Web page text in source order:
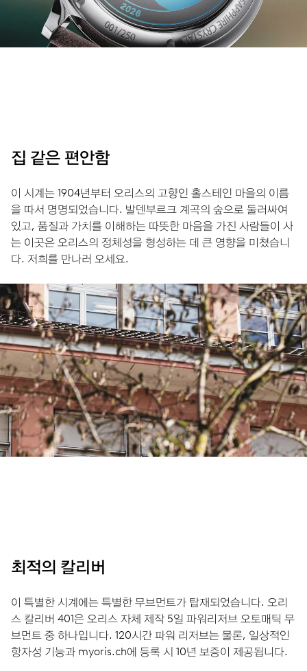
집 같은 편안함
이 시계는 1904년부터 오리스의 고향인 홀스테인 마을의 ​​이름
을 따서 명명되었습니다. 발덴부르크 계곡의 숲으로 둘러싸여
있고, 품질과 가치를 이해하는 따뜻한 마음을 가진 사람들이 사
는 이곳은 오리스의 정체성을 형성하는 데 큰 영향을 미쳤습니
다. 저희를 만나러 오세요.
최적의 칼리버
이 특별한 시계에는 특별한 무브먼트가 탑재되었습니다. 오리
스 칼리버 401은 오리스 자체 제작 5일 파워리저브 오토매틱 무
브먼트 중 하나입니다. 120시간 파워 리저브는 물론, 일상적인
항자성 기능과 myoris.ch에 등록 시 10년 보증이 제공됩니다.